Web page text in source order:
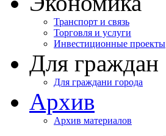
Транспорт и связь
Торговля и услуги
Инвестиционные проекты
Для граждан
Для граждани города
Архив
Архив материалов